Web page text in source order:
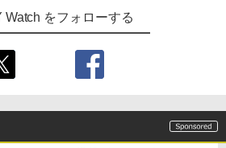
Watch をフォローする